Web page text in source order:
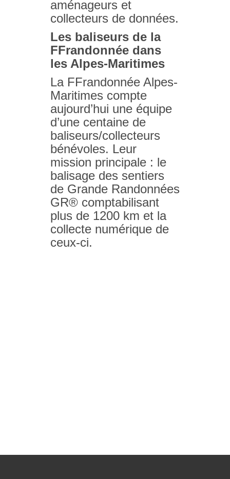
aménageurs et
collecteurs de données.
Les baliseurs de la
FFrandonnée dans
les Alpes-Maritimes
La FFrandonnée Alpes-
Maritimes compte
aujourd’hui une équipe
d’une centaine de
baliseurs/collecteurs
bénévoles. Leur
mission principale : le
balisage des sentiers
de Grande Randonnées
GR® comptabilisant
plus de 1200 km et la
collecte numérique de
ceux-ci.